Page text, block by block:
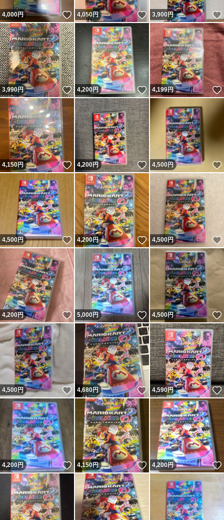
4,000円 いいね！
4,050円 いいね！
3,900円
3,990円 いいね！
4,200円 いいね！
4,199円
4,150円 いいね！
4,200円 いいね！
4,500円
4,500円 いいね！
4,200円 いいね！
4,500円
4,200円 いいね！
5,000円 いいね！
4,500円
4,500円 いいね！
4,680円 いいね！
4,590円
4,200円 いいね！
4,150円 いいね！
4,200円